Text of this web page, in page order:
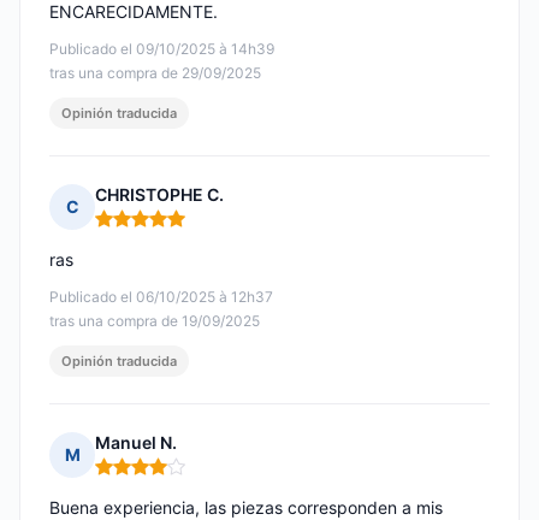
Publicado el 09/10/2025 à 14h39
tras una compra de 29/09/2025
ENCARECIDAMENTE.
Opinión traducida
C
CHRISTOPHE C.
Nota: 5 de 5
Publicado el 06/10/2025 à 12h37
tras una compra de 19/09/2025
ras
Opinión traducida
M
Manuel N.
Nota: 4 de 5
Buena experiencia, las piezas corresponden a mis